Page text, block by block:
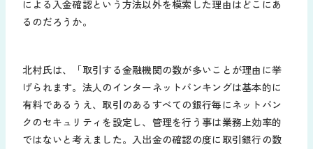
による入金確認という方法以外を模索した理由はどこにあ
るのだろうか。
北村氏は、「取引する金融機関の数が多いことが理由に挙
げられます。法人のインターネットバンキングは基本的に
有料であるうえ、取引のあるすべての銀行毎にネットバン
クのセキュリティを設定し、管理を行う事は業務上効率的
ではないと考えました。入出金の確認の度に取引銀行の数